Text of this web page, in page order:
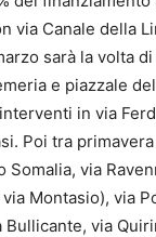
via Canale della
sarà la volta
e piazzale
in via
Poi tra
Somalia, via
Montasio), via
Bullicante, via